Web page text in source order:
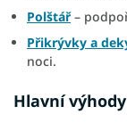
Polštář–
Přikrývky a
noci.
Hlavní